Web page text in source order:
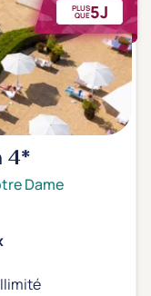
PLUS
QUE5J
4*
Dame